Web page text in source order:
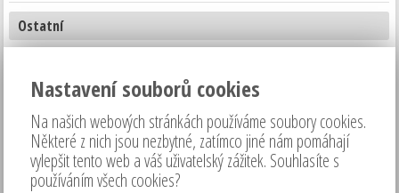
Ostatní
Hotel U Milína
(
Nastavení souborů cookies
Na našich webových stránkách používáme soubory cookies.
Některé z nich jsou nezbytné, zatímco jiné nám pomáhají
vylepšit tento web a váš uživatelský zážitek. Souhlasíte s
používáním všech cookies?